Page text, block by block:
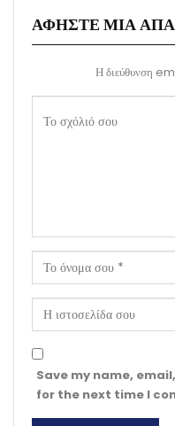
ΑΦΉΣΤΕ ΜΙΑ
Η διεύθυνση
Save my name,
for the next time I